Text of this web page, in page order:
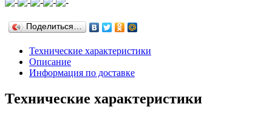
Поделиться…
Технические характеристики
Описание
Информация по доставке
Технические характеристики